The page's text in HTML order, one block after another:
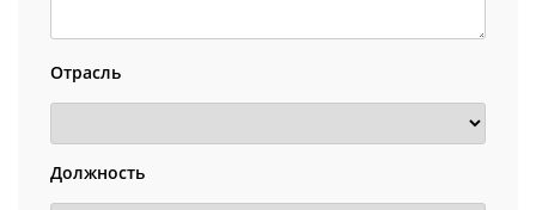
Отрасль
Должность